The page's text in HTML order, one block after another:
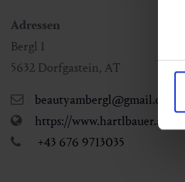
Adressen
Bergl 1
5632 Dorfgastein, AT
beautyambergl@gmail.com
https://www.hartlbauer.at/
+43 676 9713035